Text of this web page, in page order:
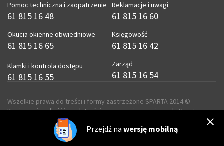
Pomoc techniczna i zaopatrzenie
61 815 16 48
Okucia okienne obwiedniowe
61 815 16 65
Klamki i kontrola dostępu
61 815 16 55
Reklamacje i uwagi
61 815 16 60
Księgowość
61 815 16 42
Zarząd
61 815 16 54
Wszelkie prawa do treści i formy zastrzeżone SPARTA 2014 ©
Kopiowanie zdjęć i innych treści wymaga pisemnej zgody Sparta sp. z
realizacja
Przejdź na wersję mobilną